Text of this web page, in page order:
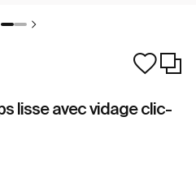
lisse avec vidage clic-